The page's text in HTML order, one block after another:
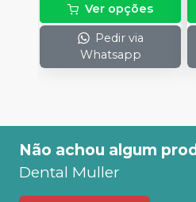
Ver opções
Pedir via
Whatsapp
Não achou algum
Dental Muller